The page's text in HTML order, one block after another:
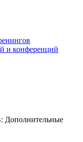
и конференций
Дополнительные